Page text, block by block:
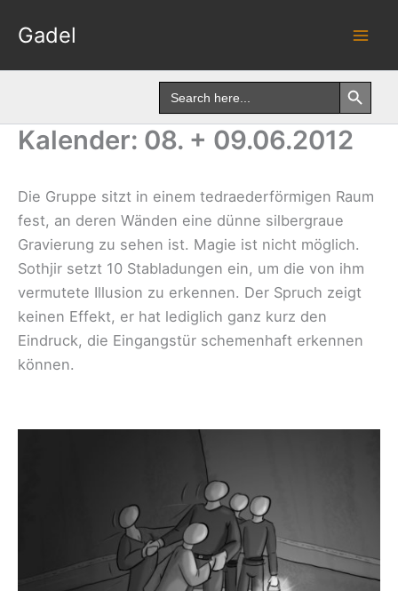
Gadel
Search
for:
Search Button
Kalender: 08. + 09.06.2012
Die Gruppe sitzt in einem tedraederförmigen Raum
fest, an deren Wänden eine dünne silbergraue
Gravierung zu sehen ist. Magie ist nicht möglich.
Sothjir setzt 10 Stabladungen ein, um die von ihm
vermutete Illusion zu erkennen. Der Spruch zeigt
keinen Effekt, er hat lediglich ganz kurz den
Eindruck, die Eingangstür schemenhaft erkennen
können.